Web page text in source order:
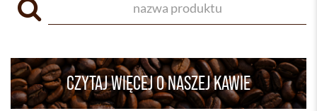
CZYTAJ WIĘCEJ O NASZEJ KAWIE